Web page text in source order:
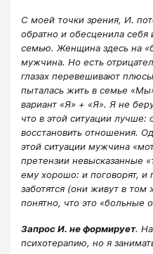
С моей точки зрения, И.
обратно и обесценила себя
семью. Женщина здесь на
мужчина. Но есть
глазах перевешивают
пыталась жить в семье
вариант «Я» + «Я». Я не
что в этой ситуации лучше:
восстановить отношения.
этой ситуации мужчина
претензии невысказанные
ему хорошо: и поговорят, и
заботятся (они живут в том
понятно, что это «больные
Запрос И. не формирует.
психотерапию, но я